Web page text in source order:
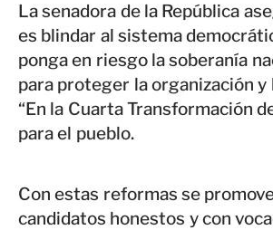
La senadora de la República
es blindar al sistema
ponga en riesgo la soberanía
para proteger la organización
“En la Cuarta Transformación
para el pueblo.
Con estas reformas se
candidatos honestos y con